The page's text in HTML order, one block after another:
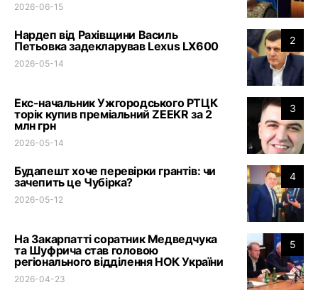
2026-06-15
2
Нардеп від Рахівщини Василь
Петьовка задекларував Lexus LX600
2026-05-14
3
Екс-начальник Ужгородського РТЦК
торік купив преміальний ZEEKR за 2
млн грн
2026-05-14
4
Будапешт хоче перевірки грантів: чи
зачепить це Чубірка?
2026-05-12
5
На Закарпатті соратник Медведчука
та Шуфрича став головою
регіонального відділення НОК України
2026-04-23